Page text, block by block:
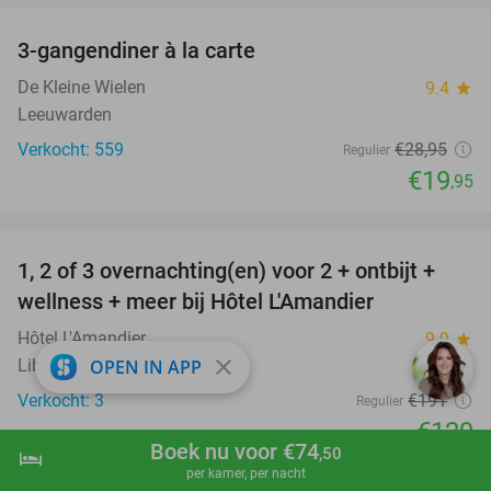
shopping_cart Boek nu
hotel Boek nu voor €74,50
per kamer, per nacht
3-gangendiner à la carte
De Kleine Wielen 9.4 star
Leeuwarden
Verkocht: 559
Regulier €28,95
€19,95
32%
TODAY
1, 2 of 3 overnachting(en) voor 2 + ontbijt +
wellness + meer bij Hôtel L'Amandier
Hôtel L'Amandier 9.9 star
Libramont-Chevigny
Verkocht: 3
Regulier €191
€129
OPEN IN APP close